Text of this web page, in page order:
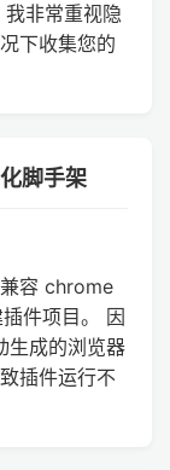
非常重视隐
下收集您的
脚手架
容 chrome
件项目。 因
生成的浏览器
插件运行不